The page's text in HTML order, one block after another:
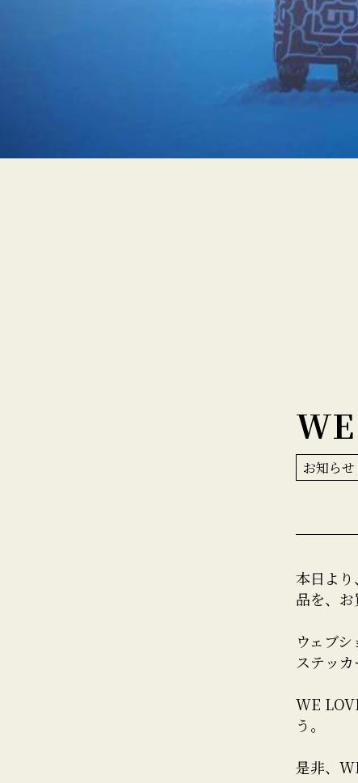
お知らせ
本日よ
品を、
ウェブ
ステッカ
WE
う。
是非、